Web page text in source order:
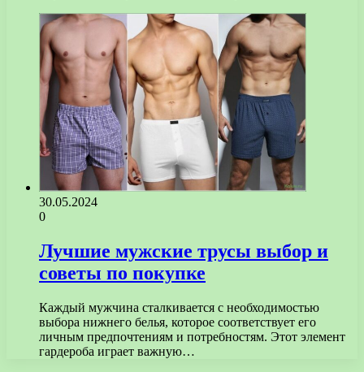
30.05.2024
0
Лучшие мужские трусы выбор и
советы по покупке
Каждый мужчина сталкивается с необходимостью
выбора нижнего белья, которое соответствует его
личным предпочтениям и потребностям. Этот элемент
гардероба играет важную…